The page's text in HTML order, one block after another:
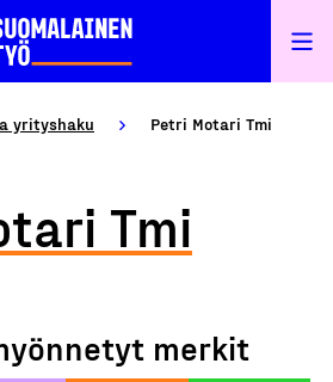
yrityshaku Petri Motari Tmi
Tmi
merkit